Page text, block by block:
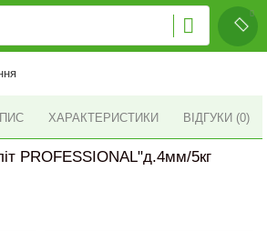
ХАРАКТЕРИСТИКИ ВІДГУКИ (0)
PROFESSIONAL"д.4мм/5кг